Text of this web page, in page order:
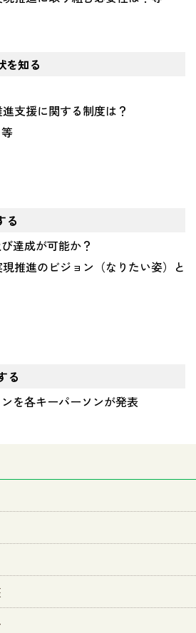
知る
支援に関する制度は？
る
達成が可能か？
推進のビジョン（なりたい姿）と
る
を各キーパーソンが発表